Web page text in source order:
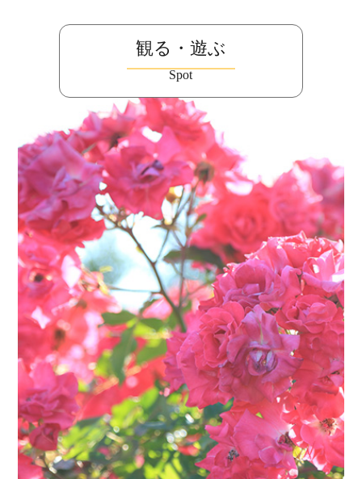
観る・遊ぶ
Spot